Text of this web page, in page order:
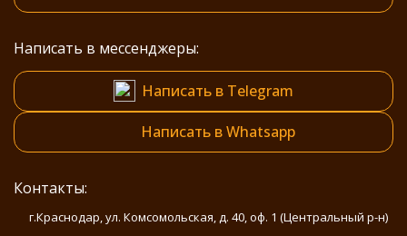
Написать в мессенджеры:
Написать в Telegram
Написать в Whatsapp
Контакты:
г.Краснодар, ул. Комсомольская, д. 40, оф. 1 (Центральный р-н)